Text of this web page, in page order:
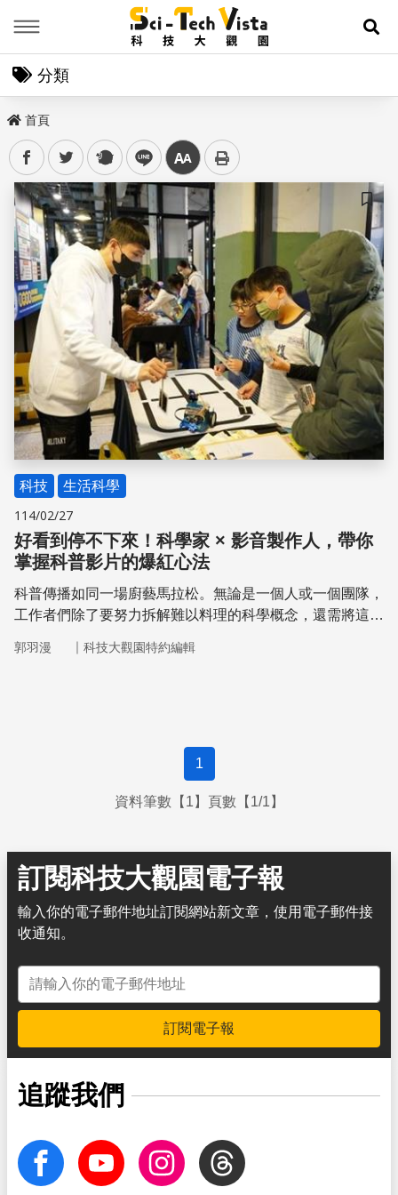
展
分類
首頁
facebooktwitter plurk line 中
儲存
科技 生活科學
114/02/27
好看到停不下來！科學家 × 影音製作人，帶你
掌握科普影片的爆紅心法
科普傳播如同一場廚藝馬拉松。無論是一個人或一個團隊，
工作者們除了要努力拆解難以料理的科學概念，還需將這些
接受的可口菜餚。隨著第二屆「Open Call 科普創意松」的
郭羽漫 ｜ 科技大觀園特約編輯
1
資料筆數【1】頁數【1/1】
訂閱科技大觀園電子報
輸入你的電子郵件地址訂閱網站新文章，使用電子郵件接
收通知。
電子郵件地址
訂閱電子報
追蹤我們
facebook Youtube InstagramThreads